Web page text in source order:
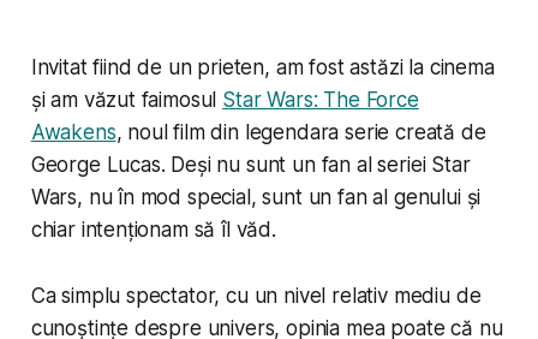
Invitat fiind de un prieten, am fost astăzi la cinema
și am văzut faimosul Star Wars: The Force
Awakens, noul film din legendara serie creată de
George Lucas. Deși nu sunt un fan al seriei Star
Wars, nu în mod special, sunt un fan al genului și
chiar intenționam să îl văd.
Ca simplu spectator, cu un nivel relativ mediu de
cunoștințe despre univers, opinia mea poate că nu